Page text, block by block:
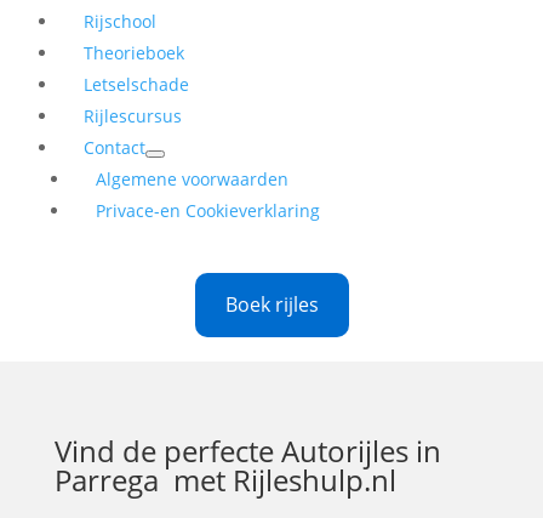
Rijschool
Theorieboek
Letselschade
Rijlescursus
Contact
Algemene voorwaarden
Privace-en Cookieverklaring
Boek rijles
Vind de perfecteAutorijles in
Parrega met Rijleshulp.nl